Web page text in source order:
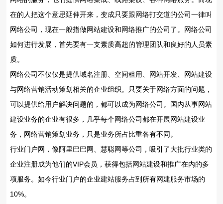
在的人把这个意思延伸开来，变成只要跟网络打交道的公司一律叫
网络公司，现在一般指做网站建设和网络推广的公司了。网络公司
如何进行发展，首先要有一支素质高超的管理团队和良好的人员素
质。
网络公司不仅仅是提供域名注册、空间租用、网站开发、网站建设
与网络营销活动策划相关的企业组织。只要关于网络方面的问题，
可以提供给用户解决问题的，都可以成为网络公司。国内从事网站
建设业务的企业有很多，几乎每个网络公司都在开展网站建设业
务，网络营销策划业务，只是业务所占比重各有不同。
行业门户网，像阿里巴巴网、慧聪网等公司，吸引了大批行业类的
企业注册成为他们的VIP会员，获得包括网站建设和推广在内的多
项服务。如今行业门户的企业建站服务占到所有网建服务市场的
10%。